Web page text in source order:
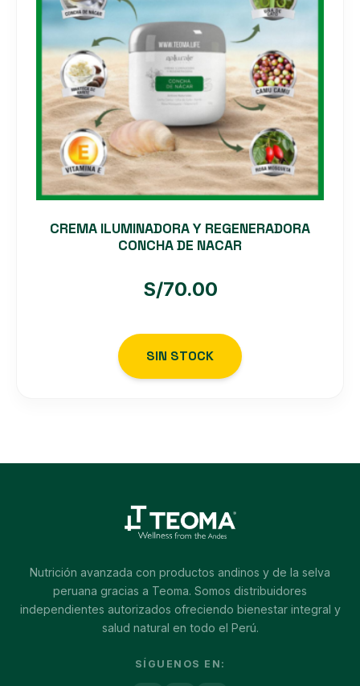
CREMA ILUMINADORA Y REGENERADORA
CONCHA DE NACAR
S/70.00
SIN STOCK
Nutrición avanzada con productos andinos y de la selva
peruana gracias a Teoma. Somos distribuidores
independientes autorizados ofreciendo bienestar integral y
salud natural en todo el Perú.
SÍGUENOS EN: